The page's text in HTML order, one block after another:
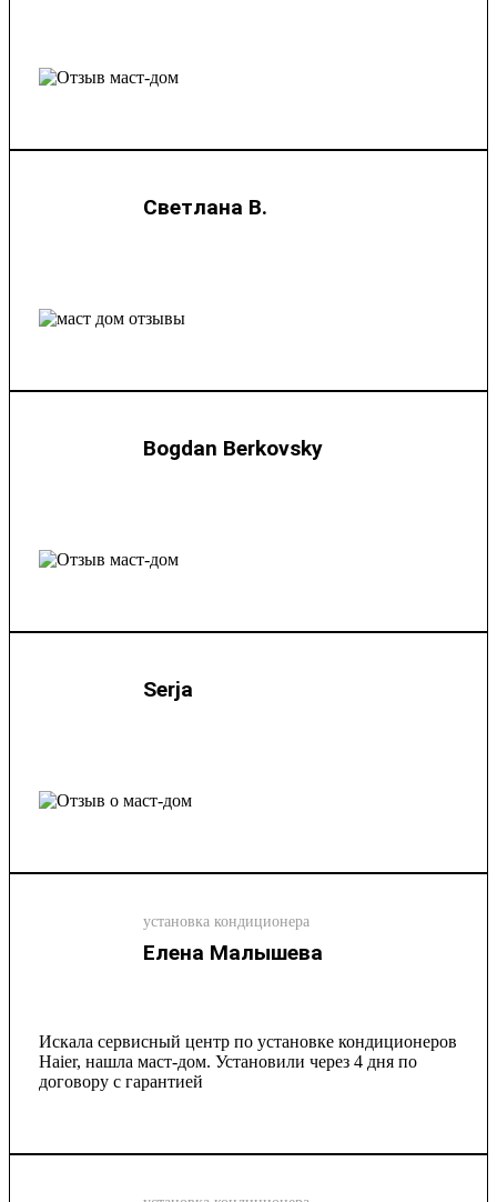
Светлана В.
Bogdan Berkovsky
Serja
установка кондиционера
Елена Малышева
Искала сервисный центр по установке кондиционеров
Haier, нашла маст-дом. Установили через 4 дня по
договору с гарантией